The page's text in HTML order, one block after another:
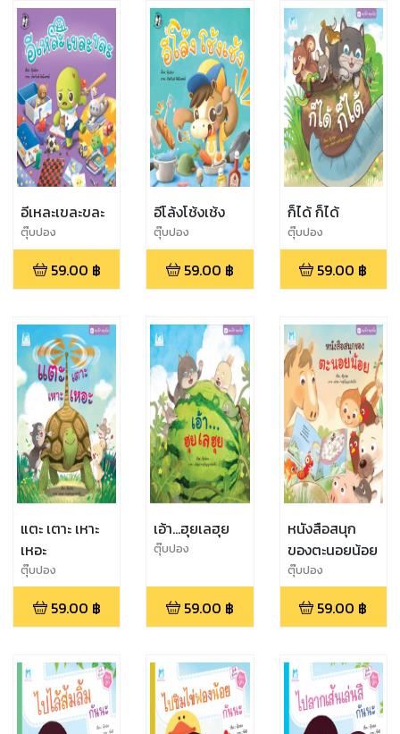
อีเหละเขละขละ
ตุ๊บปอง
59.00 ฿
อีโล้งโช้งเช้ง
ตุ๊บปอง
59.00 ฿
ก็ได้ ก็ได้
ตุ๊บปอง
59.00 ฿
แตะ เตาะ เหาะ
เหอะ
ตุ๊บปอง
59.00 ฿
เอ้า...ฮุยเลฮุย
ตุ๊บปอง
59.00 ฿
หนังสือสนุก
ของตะนอยน้อย
ตุ๊บปอง
59.00 ฿